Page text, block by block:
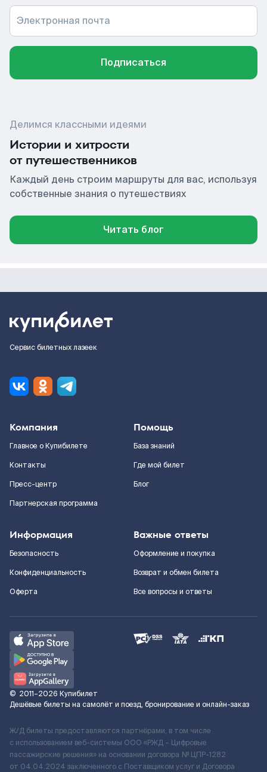
Электронная почта
Подписаться
Делимся классными идеями
Истории и хитрости
от путешественников
Каждый день строим маршруты для вас, используя
собственные знания о путешествиях
Читать блог
Сервис билетных лазеек
Компания
Главное о Купибилете
Контакты
Пресс-центр
Партнерская программа
Помощь
База знаний
Где мой билет
Блог
Информация
Безопасность
Конфиденциальность
Оферта
Важные ответы
Оформление и покупка
Возврат и обмен билета
Все вопросы и ответы
© 2011–2026 Купибилет
Дешёвые билеты на самолёт и поезд, бронирование и онлайн-заказ
Ж/Д билеты предоставляются партнёрами, в том числе
с использованием веб-системы ООО «РЖД – Цифровые
пассажирские решения» на основании договора № ЦПР-1282
от 04.04.2024 заключенного с Поставщиком услуг и Договора